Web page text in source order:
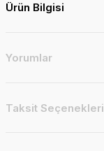
Ürün Bilgisi
Yorumlar
Taksit Seçenekleri